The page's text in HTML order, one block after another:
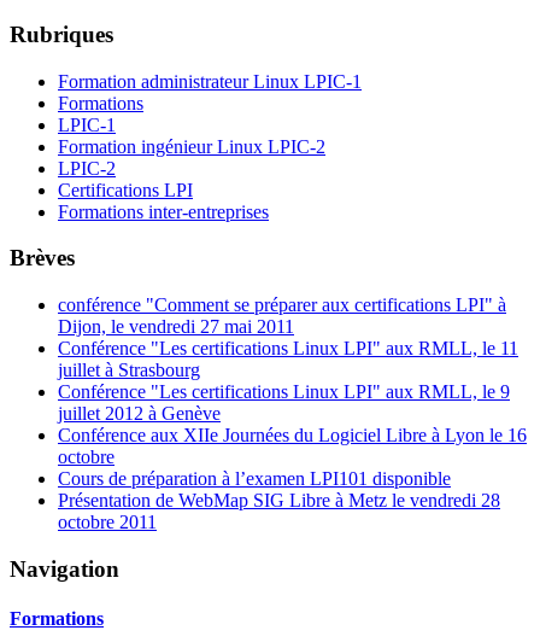
Rubriques
Formation administrateur Linux LPIC-1
Formations
LPIC-1
Formation ingénieur Linux LPIC-2
LPIC-2
Certifications LPI
Formations inter-entreprises
Brèves
conférence "Comment se préparer aux certifications LPI" à
Dijon, le vendredi 27 mai 2011
Conférence "Les certifications Linux LPI" aux RMLL, le 11
juillet à Strasbourg
Conférence "Les certifications Linux LPI" aux RMLL, le 9
juillet 2012 à Genève
Conférence aux XIIe Journées du Logiciel Libre à Lyon le 16
octobre
Cours de préparation à l’examen LPI101 disponible
Présentation de WebMap SIG Libre à Metz le vendredi 28
octobre 2011
Navigation
Formations